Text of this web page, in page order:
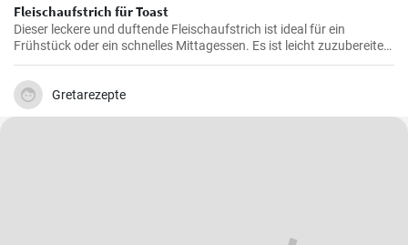
Fleischaufstrich für Toast
Dieser leckere und duftende Fleischaufstrich ist ideal für ein
Frühstück oder ein schnelles Mittagessen. Es ist leicht zuzubereiten
und wird sicherlich alle Fleischliebhaber erfreuen.
Gretarezepte